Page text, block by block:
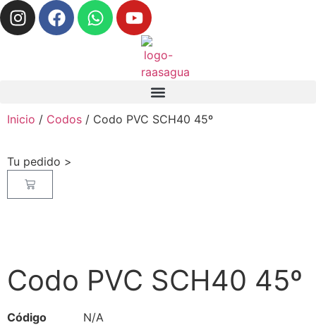
Inicio / Codos / Codo PVC SCH40 45º
Tu pedido >
Codo PVC SCH40 45º
Código
N/A